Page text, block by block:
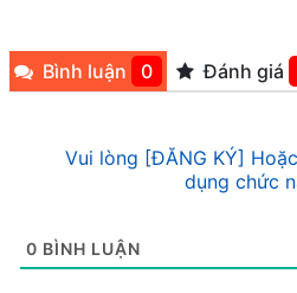
Bình luận 0 Đánh giá
Vui lòng [ĐĂNG KÝ]
dụng chức
0 BÌNH LUẬN